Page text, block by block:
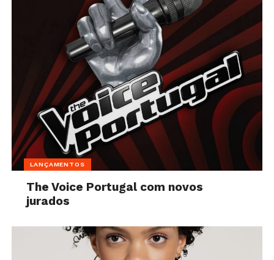
LANÇAMENTOS
The Voice Portugal com novos
jurados